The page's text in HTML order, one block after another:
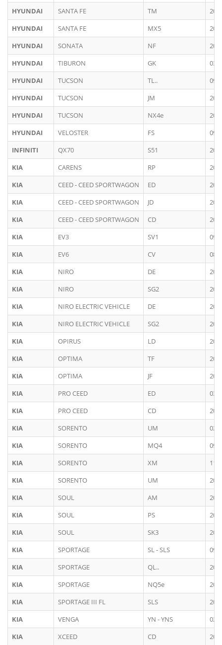
HYUNDAI
SANTA FE TM
HYUNDAI
SANTA FE MX5
HYUNDAI
SONATA NF
HYUNDAI
TIBURON GK
03/
HYUNDAI
TUCSON TL..
09/
HYUNDAI
TUCSON JM
HYUNDAI
TUCSON NX4e
HYUNDAI
VELOSTER FS
09/
INFINITI
QX70 S51
KIA
CARENS RP
KIA
CEED - CEED SPORTWAGON ED
KIA
CEED - CEED SPORTWAGON JD
KIA
CEED - CEED SPORTWAGON CD
KIA
EV3 SV1
09/
KIA
EV6 CV
08/
KIA
NIRO DE
KIA
NIRO SG2
KIA
NIRO ELECTRIC VEHICLE DE
KIA
NIRO ELECTRIC VEHICLE SG2
KIA
OPIRUS LD
KIA
OPTIMA TF
KIA
OPTIMA JF
KIA
PRO CEED ED
03/
KIA
PRO CEED CD
KIA
SORENTO UM
02/
KIA
SORENTO MQ4
09/
KIA
SORENTO XM
11/
KIA
SORENTO UM
KIA
SOUL AM
KIA
SOUL PS
KIA
SOUL SK3
KIA
SPORTAGE SL - SLS
09/
KIA
SPORTAGE QL..
KIA
SPORTAGE NQ5e
KIA
SPORTAGE III FL SLS
KIA
VENGA YN - YNS
02/
KIA
XCEED CD